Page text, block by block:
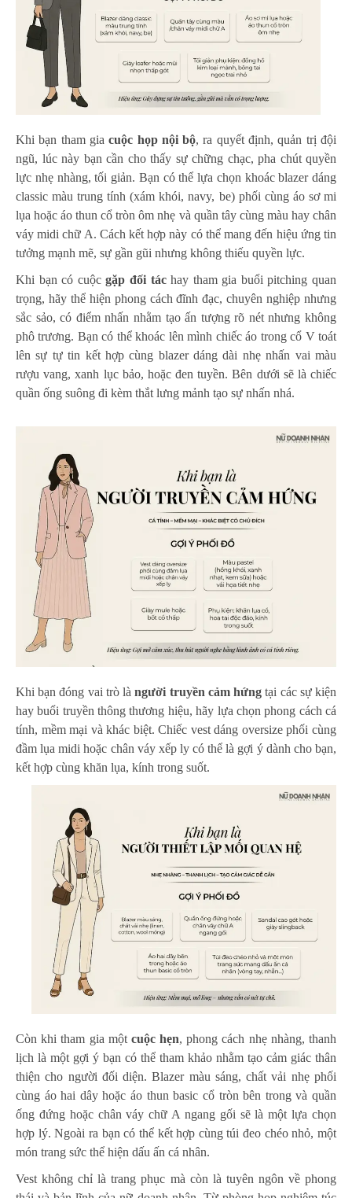
Khi bạn tham giacuộc họp nội bộ, ra quyết định, quản trị đội
ngũ, lúc này bạn cần cho thấy sự chững chạc, pha chút quyền
lực nhẹ nhàng, tối giản. Bạn có thể lựa chọn khoác blazer dáng
classic màu trung tính (xám khói, navy, be) phối cùng áo sơ mi
lụa hoặc áo thun cổ tròn ôm nhẹ và quần tây cùng màu hay chân
váy midi chữ A. Cách kết hợp này có thể mang đến hiệu ứng tin
tưởng mạnh mẽ, sự gần gũi nhưng không thiếu quyền lực.
Khi bạn có cuộcgặp đối táchay tham gia buổi pitching quan
trọng, hãy thể hiện phong cách đĩnh đạc, chuyên nghiệp nhưng
sắc sảo, có điểm nhấn nhằm tạo ấn tượng rõ nét nhưng không
phô trương. Bạn có thể khoác lên mình chiếc áo trong cổ V toát
lên sự tự tin kết hợp cùng blazer dáng dài nhẹ nhấn vai màu
rượu vang, xanh lục bảo, hoặc đen tuyền. Bên dưới sẽ là chiếc
quần ống suông đi kèm thắt lưng mảnh tạo sự nhấn nhá.
Khi bạn đóng vai trò làngười truyền cảm hứng tại các sự kiện
hay buổi truyền thông thương hiệu, hãy lựa chọn phong cách cá
tính, mềm mại và khác biệt. Chiếc vest dáng oversize phối cùng
đầm lụa midi hoặc chân váy xếp ly có thể là gợi ý dành cho bạn,
kết hợp cùng khăn lụa, kính trong suốt.
Còn khi tham gia một cuộc hẹn, phong cách nhẹ nhàng, thanh
lịch là một gợi ý bạn có thể tham khảo nhằm tạo cảm giác thân
thiện cho người đối diện. Blazer màu sáng, chất vải nhẹ phối
cùng áo hai dây hoặc áo thun basic cổ tròn bên trong và quần
ống đứng hoặc chân váy chữ A ngang gối sẽ là một lựa chọn
hợp lý. Ngoài ra bạn có thể kết hợp cùng túi đeo chéo nhỏ, một
món trang sức thể hiện dấu ấn cá nhân.
Vest không chỉ là trang phục mà còn là tuyên ngôn về phong